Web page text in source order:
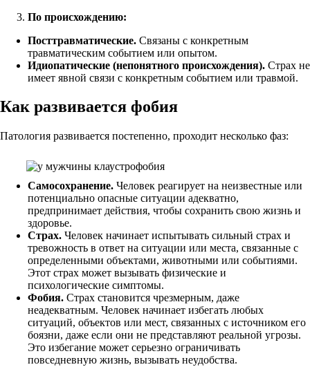
По происхождению:
Посттравматические. Связаны с конкретным
травматическим событием или опытом.
Идиопатические (непонятного происхождения). Страх не
имеет явной связи с конкретным событием или травмой.
Как развивается фобия
Патология развивается постепенно, проходит несколько фаз:
Самосохранение. Человек реагирует на неизвестные или
потенциально опасные ситуации адекватно,
предпринимает действия, чтобы сохранить свою жизнь и
здоровье.
Страх. Человек начинает испытывать сильный страх и
тревожность в ответ на ситуации или места, связанные с
определенными объектами, животными или событиями.
Этот страх может вызывать физические и
психологические симптомы.
Фобия. Страх становится чрезмерным, даже
неадекватным. Человек начинает избегать любых
ситуаций, объектов или мест, связанных с источником его
боязни, даже если они не представляют реальной угрозы.
Это избегание может серьезно ограничивать
повседневную жизнь, вызывать неудобства.